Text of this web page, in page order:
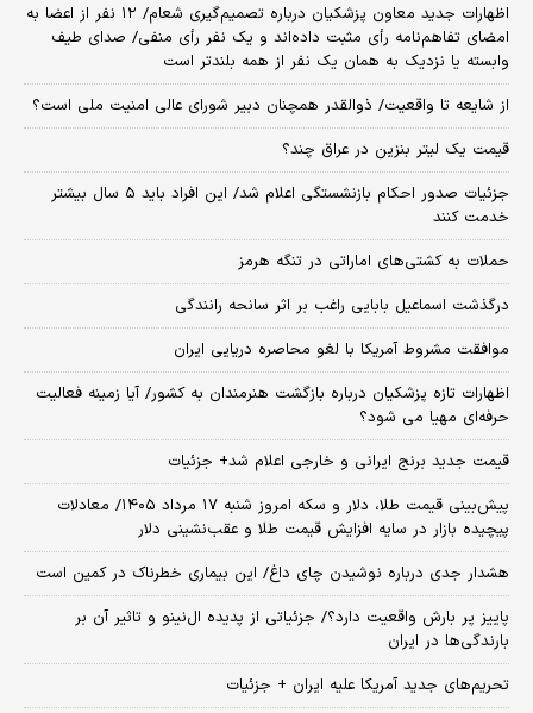
اظهارات جدید معاون پزشکیان درباره تصمیم‌گیری شعام/ ۱۲ نفر از اعضا به
امضای تفاهم‌نامه رأی مثبت داده‌اند و یک نفر رأی منفی/ صدای طیف
وابسته یا نزدیک به همان یک نفر از همه بلندتر است
از شایعه تا واقعیت/ ذوالقدر همچنان دبیر شورای ‌عالی امنیت ملی است؟
قیمت یک لیتر بنزین در عراق چند؟
جزئیات صدور احکام بازنشستگی اعلام شد/ این افراد باید ۵ سال بیشتر
خدمت کنند
حملات به کشتی‌های اماراتی در تنگه هرمز
درگذشت اسماعیل بابایی راغب بر اثر سانحه رانندگی
موافقت مشروط آمریکا با لغو محاصره دریایی ایران
اظهارات تازه پزشکیان درباره بازگشت هنرمندان به کشور/ آیا زمینه فعالیت
حرفه‌ای مهیا می شود؟
قیمت جدید برنج ایرانی و خارجی اعلام شد+ جزئیات
پیش‌بینی قیمت طلا، دلار و سکه امروز شنبه ۱۷ مرداد ۱۴۰۵/ معادلات
پیچیده بازار در سایه افزایش قیمت طلا و عقب‌نشینی دلار
هشدار جدی درباره نوشیدن چای داغ/ این بیماری خطرناک در کمین است
پاییز پر بارش واقعیت دارد؟/ جزئیاتی از پدیده ال‌نینو و تاثیر آن بر
بارندگی‌ها در ایران
تحریم‌های جدید آمریکا علیه ایران + جزئیات